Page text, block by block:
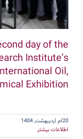
day of the
Institute’s
Oil,
Exhibition
20ام اردیبهشت, 1404
اطلاعات بیشتر